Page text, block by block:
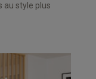
style plus